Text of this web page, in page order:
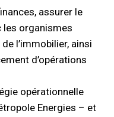
assurer le
les organismes
l’immobilier, ainsi
d’opérations
opérationnelle
Energies – et